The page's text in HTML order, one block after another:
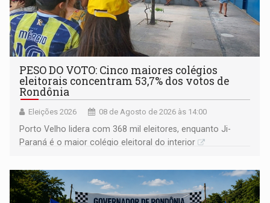
PESO DO VOTO: Cinco maiores colégios
eleitorais concentram 53,7% dos votos de
Rondônia
Eleições 2026 08 de Agosto de 2026 às 14:00
Porto Velho lidera com 368 mil eleitores, enquanto Ji-
Paraná é o maior colégio eleitoral do interior